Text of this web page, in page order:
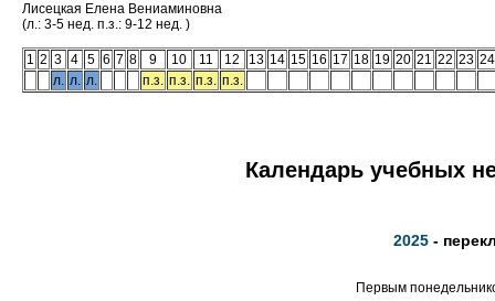
Лисецкая Елена Вениаминовна
(л.: 3-5 нед. п.з.: 9-12 нед. )
1 2 3 4 5 6 7 8 9 10 11 12 13 14 15 16 17 18 19 20 21 22 23 24
л. л. л. п.з. п.з. п.з. п.з.
Календарь учебных
2025 -
Первым